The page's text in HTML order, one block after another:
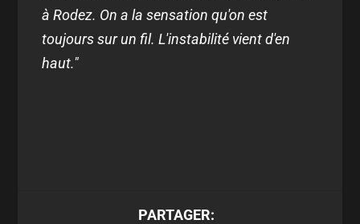
à Rodez. On a la sensation qu'on est
toujours sur un fil. L'instabilité vient d'en
haut."
PARTAGER: